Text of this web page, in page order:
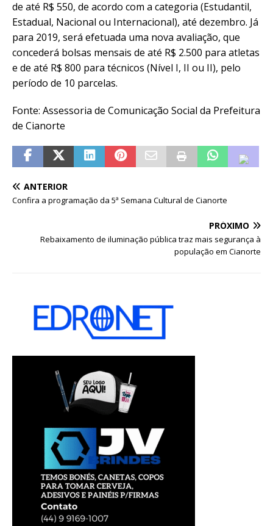
de até R$ 550, de acordo com a categoria (Estudantil,
Estadual, Nacional ou Internacional), até dezembro. Já
para 2019, será efetuada uma nova avaliação, que
concederá bolsas mensais de até R$ 2.500 para atletas
e de até R$ 800 para técnicos (Nível I, II ou II), pelo
período de 10 parcelas.
Fonte: Assessoria de Comunicação Social da Prefeitura
de Cianorte
ANTERIOR
Confira a programação da 5ª Semana Cultural de Cianorte
PRÓXIMO
Rebaixamento de iluminação pública traz mais segurança à
população em Cianorte